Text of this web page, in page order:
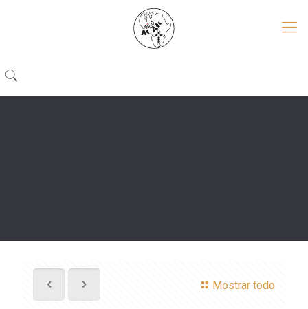
Mostrar todo